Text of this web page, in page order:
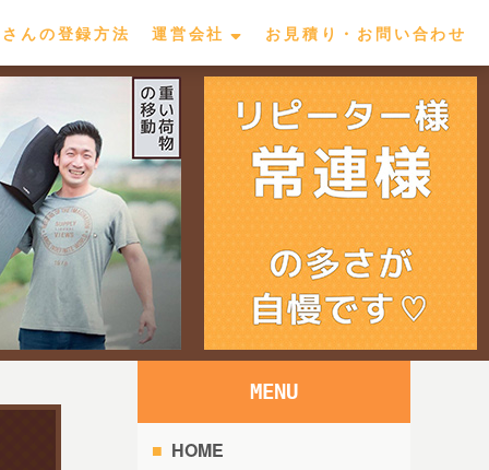
んの登録方法 運営会社 お見積り・お問い合わせ
MENU
HOME